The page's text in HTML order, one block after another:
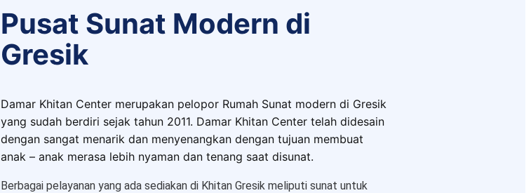
Pusat Sunat Modern di
Gresik
Damar Khitan Center merupakan pelopor Rumah Sunat modern di Gresik
yang sudah berdiri sejak tahun 2011. Damar Khitan Center telah didesain
dengan sangat menarik dan menyenangkan dengan tujuan membuat
anak – anak merasa lebih nyaman dan tenang saat disunat.
Berbagai pelayanan yang ada sediakan di Khitan Gresik meliputi sunat untuk